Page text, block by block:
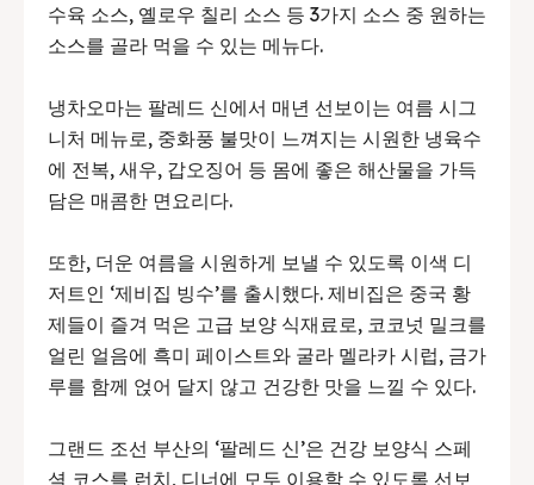
수육 소스, 옐로우 칠리 소스 등 3가지 소스 중 원하는
소스를 골라 먹을 수 있는 메뉴다.
냉차오마는 팔레드 신에서 매년 선보이는 여름 시그
니처 메뉴로, 중화풍 불맛이 느껴지는 시원한 냉육수
에 전복, 새우, 갑오징어 등 몸에 좋은 해산물을 가득
담은 매콤한 면요리다.
또한, 더운 여름을 시원하게 보낼 수 있도록 이색 디
저트인 ‘제비집 빙수’를 출시했다. 제비집은 중국 황
제들이 즐겨 먹은 고급 보양 식재료로, 코코넛 밀크를
얼린 얼음에 흑미 페이스트와 굴라 멜라카 시럽, 금가
루를 함께 얹어 달지 않고 건강한 맛을 느낄 수 있다.
그랜드 조선 부산의 ‘팔레드 신’은 건강 보양식 스페
셜 코스를 런치, 디너에 모두 이용할 수 있도록 선보